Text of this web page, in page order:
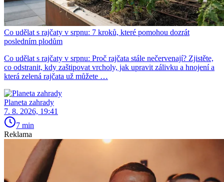
Co udělat s rajčaty v srpnu: 7 kroků, které pomohou dozrát
posledním plodům
Co udělat s rajčaty v srpnu: Proč rajčata stále nečervenají? Zjistěte,
co odstranit, kdy zaštipovat vrcholy, jak upravit zálivku a hnojení a
která zelená rajčata už můžete …
Planeta zahrady
7. 8. 2026, 19:41
7 min
Reklama